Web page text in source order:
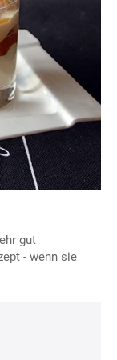
gut
- wenn sie